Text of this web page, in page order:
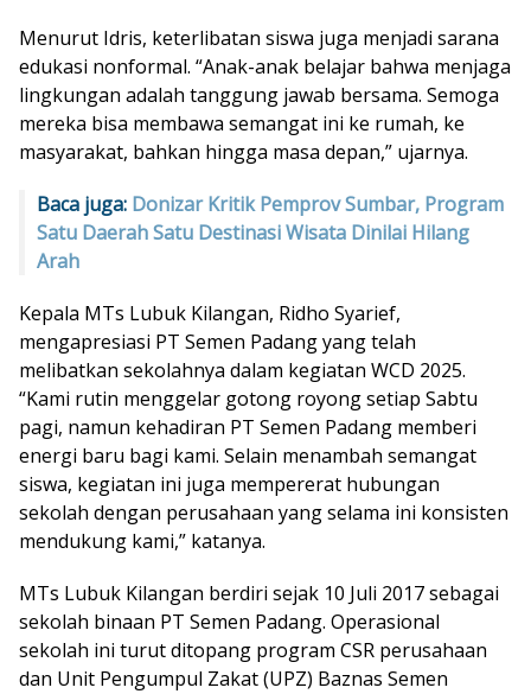
Menurut Idris, keterlibatan siswa juga menjadi sarana
edukasi nonformal. “Anak-anak belajar bahwa menjaga
lingkungan adalah tanggung jawab bersama. Semoga
mereka bisa membawa semangat ini ke rumah, ke
masyarakat, bahkan hingga masa depan,” ujarnya.
Baca juga: Donizar Kritik Pemprov Sumbar, Program
Satu Daerah Satu Destinasi Wisata Dinilai Hilang
Arah
Kepala MTs Lubuk Kilangan, Ridho Syarief,
mengapresiasi PT Semen Padang yang telah
melibatkan sekolahnya dalam kegiatan WCD 2025.
“Kami rutin menggelar gotong royong setiap Sabtu
pagi, namun kehadiran PT Semen Padang memberi
energi baru bagi kami. Selain menambah semangat
siswa, kegiatan ini juga mempererat hubungan
sekolah dengan perusahaan yang selama ini konsisten
mendukung kami,” katanya.
MTs Lubuk Kilangan berdiri sejak 10 Juli 2017 sebagai
sekolah binaan PT Semen Padang. Operasional
sekolah ini turut ditopang program CSR perusahaan
dan Unit Pengumpul Zakat (UPZ) Baznas Semen